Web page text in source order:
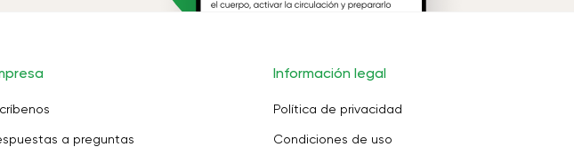
a preguntas
Información legal
Política de privacidad
Condiciones de uso